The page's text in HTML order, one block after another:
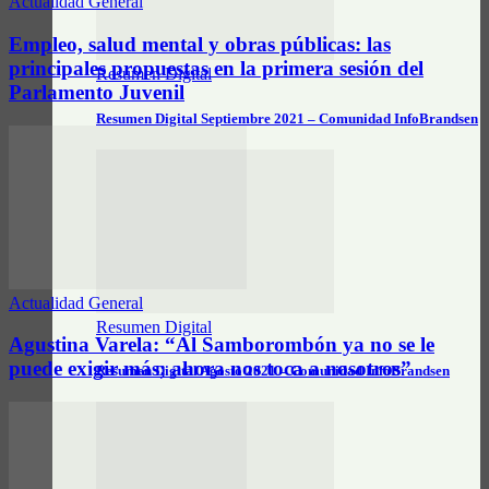
Resumen Digital
Resumen Digital Septiembre 2021 – Comunidad InfoBrandsen
Resumen Digital
Resumen Digital Agosto 2021 – Comunidad InfoBrandsen
Empleo, salud mental y obras públicas: las
principales propuestas en la primera sesión del
Parlamento Juvenil
Actualidad General
Agustina Varela: “Al Samborombón ya no se le
puede exigir más; ahora nos toca a nosotros”